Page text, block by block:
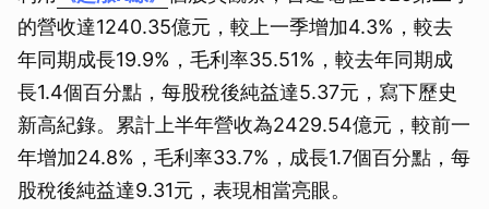
的營收達1240.35億元，較上一季增加4.3%，較去
年同期成長19.9%，毛利率35.51%，較去年同期成
長1.4個百分點，每股稅後純益達5.37元，寫下歷史
新高紀錄。累計上半年營收為2429.54億元，較前一
年增加24.8%，毛利率33.7%，成長1.7個百分點，每
股稅後純益達9.31元，表現相當亮眼。